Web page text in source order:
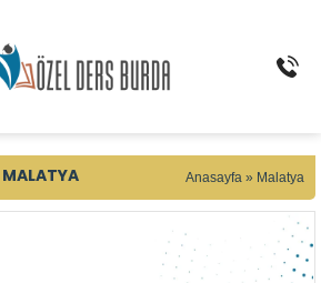
MALATYA Anasayfa » Malatya